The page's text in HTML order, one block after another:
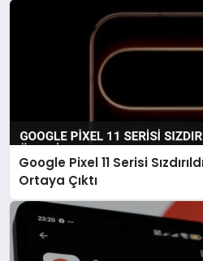
Google Pixel 11 Serisi
Ortaya Çıktı